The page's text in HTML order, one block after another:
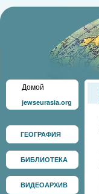
Домой
jewseurasia.org
ГЕОГРАФИЯ
БИБЛИОТЕКА
ВИДЕОАРХИВ